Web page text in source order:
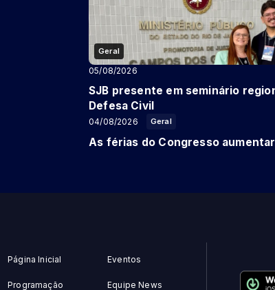
Geral
05/08/2026
SJB presente em seminário
Defesa Civil
Geral
04/08/2026
As férias do Congresso
Página Inicial
Programação
Eventos
Equipe News